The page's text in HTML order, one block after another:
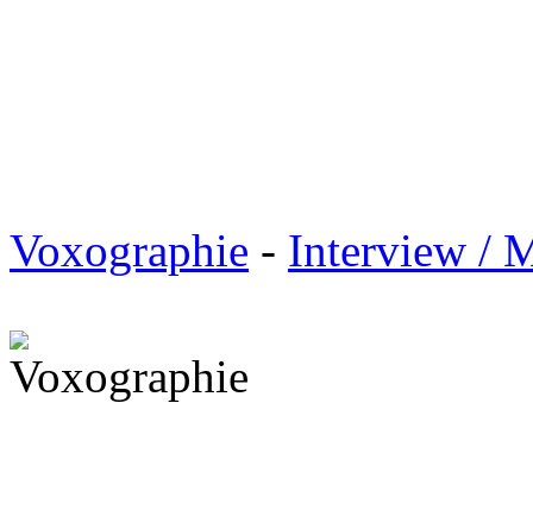
Voxographie - Interview /